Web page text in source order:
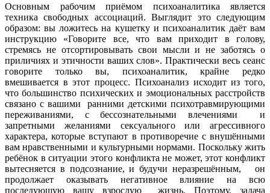
Основным рабочим приёмом психоаналитика является
техника свободных ассоциаций. Выглядит это следующим
образом: вы ложитесь на кушетку и психоаналитик даёт вам
инструкцию «Говорите все, что вам приходит в голову,
стремясь не отсортировывать свои мысли и не заботясь о
приличиях и этичности ваших слов». Практически весь сеанс
говорите только вы, психоаналитик, крайне редко
вмешивается в этот процесс. Психоанализ исходит из того,
что большинство психических и эмоциональных расстройств
связано с вашими ранними детскими психотравмирующими
переживаниями, с бессознательными влечениями и
запретными желаниями сексуального или агрессивного
характера, которые вступают в противоречие с внушёнными
вам нравственными и культурными нормами. Поскольку жить
ребёнок в ситуации этого конфликта не может, этот конфликт
вытесняется в подсознание, и будучи неразрешённым, он
продолжает оказывать негативное влияние на всю
последующую вашу взрослую жизнь. Поэтому, задача